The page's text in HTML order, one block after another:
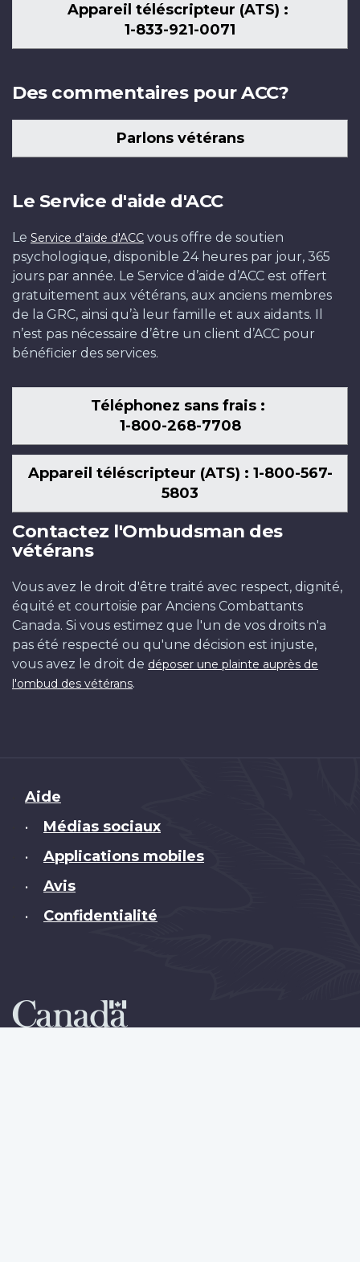
Appareil téléscripteur (ATS) :
1-833-921-0071
Des commentaires pour ACC?
Parlons vétérans
Le Service d'aide d'ACC
Le Service d'aide d'ACC vous offre de soutien
psychologique, disponible 24 heures par jour, 365
jours par année. Le Service d’aide d’ACC est offert
gratuitement aux vétérans, aux anciens membres
de la GRC, ainsi qu’à leur famille et aux aidants. Il
n’est pas nécessaire d’être un client d’ACC pour
bénéficier des services.
Téléphonez sans frais :
1-800-268-7708
Appareil téléscripteur (ATS) : 1-800-567-
5803
Contactez l'Ombudsman des
vétérans
Vous avez le droit d'être traité avec respect, dignité,
équité et courtoisie par Anciens Combattants
Canada. Si vous estimez que l'un de vos droits n'a
pas été respecté ou qu'une décision est injuste,
vous avez le droit de déposer une plainte auprès de
l'ombud des vétérans.
Brand
Aide
• Médias sociaux
• Applications mobiles
• Avis
• Confidentialité